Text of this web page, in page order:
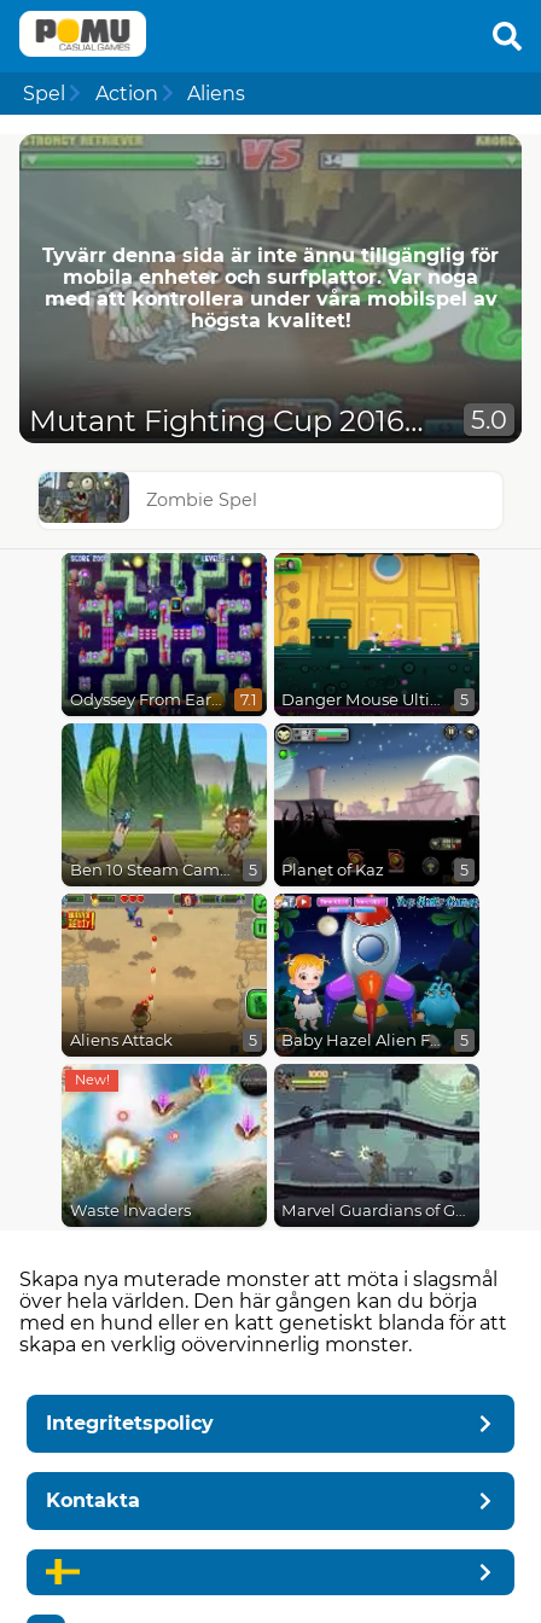
Spel Action Aliens
Tyvärr denna sida är inte ännu tillgänglig för
mobila enheter och surfplattor. Var noga
med att kontrollera under våra mobilspel av
högsta kvalitet!
Mutant Fighting Cup 2016 Cat Edition 5.0
Zombie Spel
Odyssey From Earth To Space 7.1 Danger Mouse Ultimate 5
Ben 10 Steam Camp 5 Planet of Kaz 5
Aliens Attack 5 Baby Hazel Alien Friend 5
Waste Invaders Marvel Guardians of Galaxy
Skapa nya muterade monster att möta i slagsmål
över hela världen. Den här gången kan du börja
med en hund eller en katt genetiskt blanda för att
skapa en verklig oövervinnerlig monster.
Integritetspolicy
Kontakta